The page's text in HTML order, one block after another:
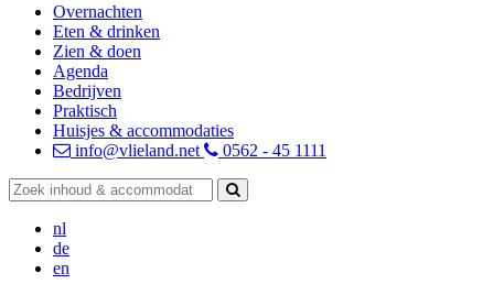
Overnachten
Eten & drinken
Zien & doen
Agenda
Bedrijven
Praktisch
Huisjes & accommodaties
info@vlieland.net
0562 - 45 1111
nl
de
en